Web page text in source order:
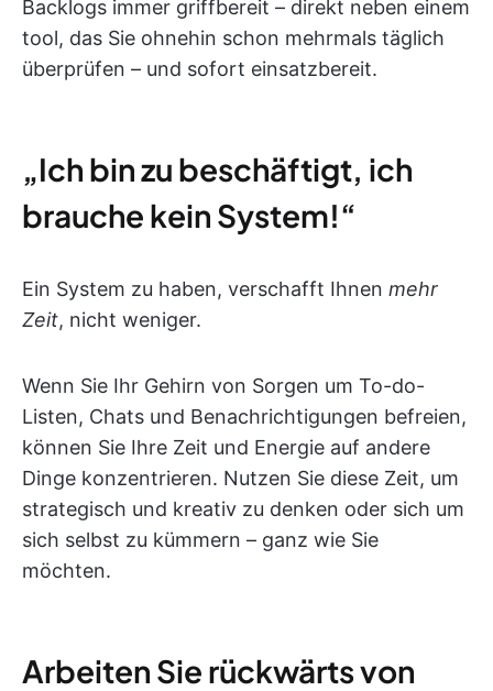
Backlogs immer griffbereit – direkt neben einem
tool, das Sie ohnehin schon mehrmals täglich
überprüfen – und sofort einsatzbereit.
„Ich bin zu beschäftigt, ich
brauche kein System!“
Ein System zu haben, verschafft Ihnen mehr
Zeit, nicht weniger.
Wenn Sie Ihr Gehirn von Sorgen um To-do-
Listen, Chats und Benachrichtigungen befreien,
können Sie Ihre Zeit und Energie auf andere
Dinge konzentrieren. Nutzen Sie diese Zeit, um
strategisch und kreativ zu denken oder sich um
sich selbst zu kümmern – ganz wie Sie
möchten.
Arbeiten Sie rückwärts von